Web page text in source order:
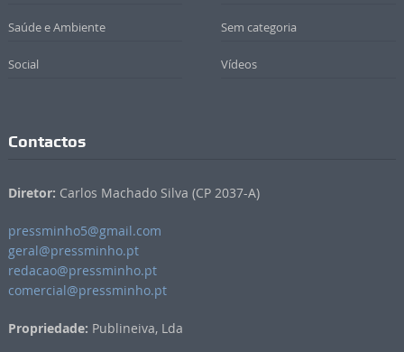
Saúde e Ambiente Sem categoria
Social Vídeos
Contactos
Diretor: Carlos Machado Silva (CP 2037-A)
pressminho5@gmail.com
geral@pressminho.pt
redacao@pressminho.pt
comercial@pressminho.pt
Propriedade: Publineiva, Lda